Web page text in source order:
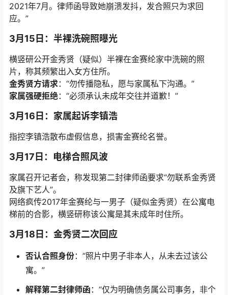
2021年7月。律师函导致她崩溃发抖，发合照只为求回
应。”
3月15日：半裸洗碗照曝光
横竖研公开金秀贤（疑似）半裸在金赛纶家中洗碗的照
片，称其频繁出入女方住所。
金秀贤方请求：“勿传播隐私，愿与家属私下沟通。”
家属强硬拒绝：“必须承认未成年交往并道歉！”
3月16日：家属起诉李镇浩
指控李镇浩散布虚假信息，损害金赛纶名誉。
3月17日：电梯合照风波
家属召开记者会，称发现第二封律师函要求“勿联系金秀贤
及旗下艺人”。
网络疯传2017年金赛纶与一男子（疑似金秀贤）在公寓电
梯前的合影，横竖研称该公寓是其未成年时住所。
3月18日：金秀贤二次回应
否认合照身份：“照片中男子非本人，从未去过该公
寓。”
解释第二封律师函 ：“仅为明确债务属公司事务，非个